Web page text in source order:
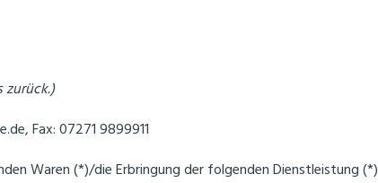
zurück.)
Fax: 07271 9899911
Waren (*)/die Erbringung der folgenden Dienstleistung (*)